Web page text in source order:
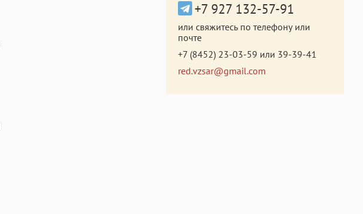
+7 927 132-57-91
или свяжитесь по телефону или
почте
+7 (8452) 23-03-59 или 39-39-41
red.vzsar@gmail.com